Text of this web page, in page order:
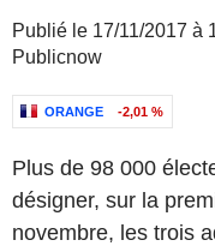
Publié le 17/11/2017 à
Publicnow
ORANGE -2,01 %
Plus de 98 000
désigner, sur la
novembre, les trois